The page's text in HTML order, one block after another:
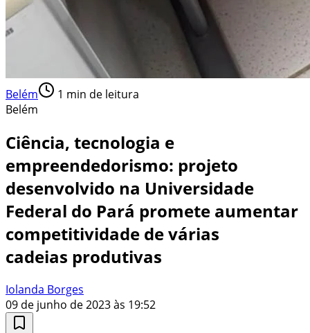
Belém 1 min de leitura
Belém
Ciência, tecnologia e
empreendedorismo: projeto
desenvolvido na Universidade
Federal do Pará promete aumentar
competitividade de várias
cadeias produtivas
Iolanda Borges
09 de junho de 2023 às 19:52